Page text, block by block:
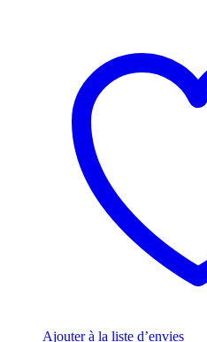
Ajouter à la liste d’envies